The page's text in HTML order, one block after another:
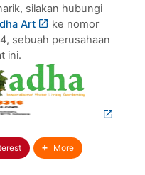
Art
ke nomor
sebuah perusahaan
ini.
More